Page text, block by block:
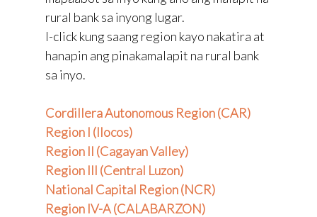
rural bank sa inyong lugar.
I-click kung saang region kayo nakatira at
hanapin ang pinakamalapit na rural bank
sa inyo.
Cordillera Autonomous Region (CAR)
Region I (Ilocos)
Region II (Cagayan Valley)
Region III (Central Luzon)
National Capital Region (NCR)
Region IV-A (CALABARZON)